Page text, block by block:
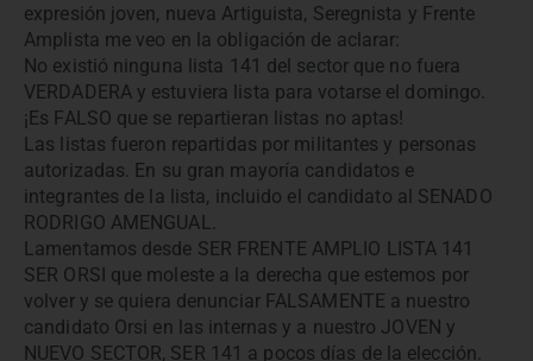
expresión joven, nueva Artiguista, Seregnista y Frente
Amplista me veo en la obligación de aclarar:
No existió ninguna lista 141 del sector que no fuera
VERDADERA y estuviera lista para votarse el domingo.
¡Es FALSO que se repartieran listas no aptas!
Las listas fueron repartidas por militantes y personas
autorizadas. En su gran mayoría candidatos e
integrantes de la lista, incluido el candidato al SENADO
RODRIGO AMENGUAL.
Lamentamos desde SER FRENTE AMPLIO LISTA 141
SER ORSI que moleste a la derecha que estemos por
volver y se quiera denunciar FALSAMENTE a nuestro
candidato Orsi en las internas y a nuestro JOVEN y
NUEVO SECTOR, SER 141 a pocos días de la elección.